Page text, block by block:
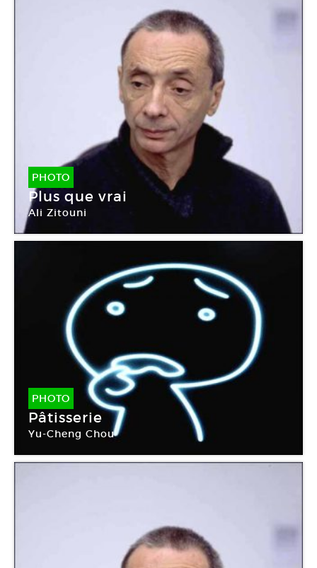
PHOTO
Plus que vrai
Ali Zitouni
PHOTO
Pâtisserie
Yu-Cheng Chou